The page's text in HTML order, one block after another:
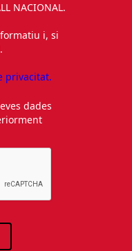
NACIONAL.
i, si
privacitat.
dades